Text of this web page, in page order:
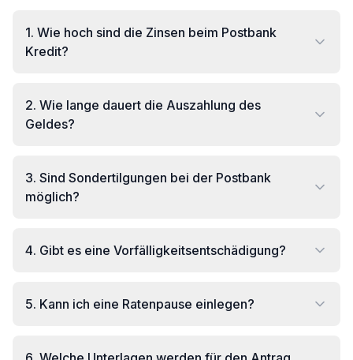
1. Wie hoch sind die Zinsen beim Postbank
Kredit?
2. Wie lange dauert die Auszahlung des
Geldes?
3. Sind Sondertilgungen bei der Postbank
möglich?
4. Gibt es eine Vorfälligkeitsentschädigung?
5. Kann ich eine Ratenpause einlegen?